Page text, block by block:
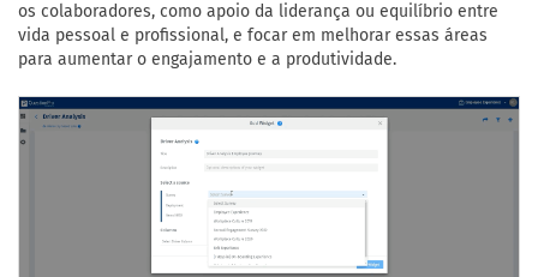
os colaboradores, como apoio da liderança ou equilíbrio entre
vida pessoal e profissional, e focar em melhorar essas áreas
para aumentar o engajamento e a produtividade.